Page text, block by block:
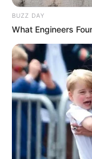
BUZZ DAY
What Engineers